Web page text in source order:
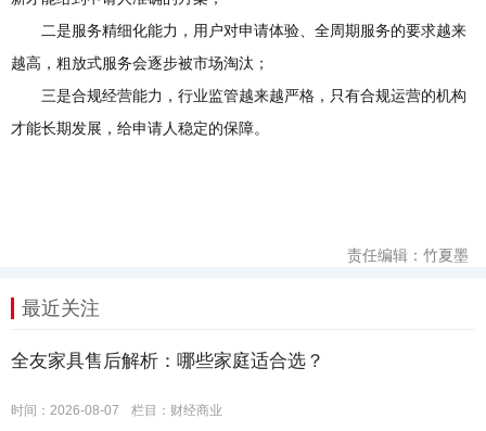
二是服务精细化能力，用户对申请体验、全周期服务的要求越来
越高，粗放式服务会逐步被市场淘汰；
三是合规经营能力，行业监管越来越严格，只有合规运营的机构
才能长期发展，给申请人稳定的保障。
责任编辑：竹夏墨
最近关注
全友家具售后解析：哪些家庭适合选？
时间：2026-08-07 栏目： 财经商业